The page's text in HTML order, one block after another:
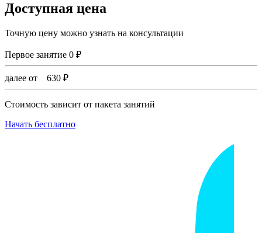
Доступная цена
Точную цену можно узнать на консультации
Первое занятие 0 ₽
далее от 630 ₽
Стоимость зависит от пакета занятий
Начать бесплатно